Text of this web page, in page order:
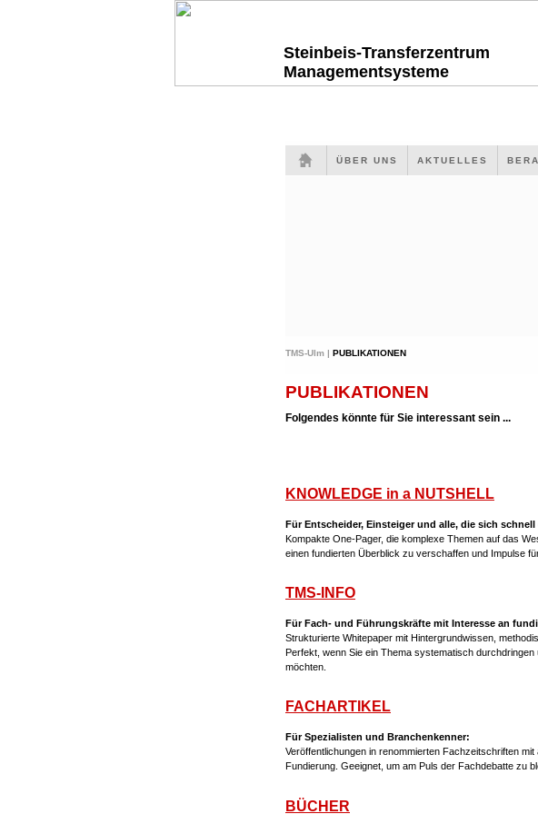
Steinbeis-Transferzentrum
Managementsysteme
ÜBER UNS AKTUELLES
TMS-Ulm | PUBLIKATIONEN
PUBLIKATIONEN
Folgendes könnte für Sie interessant sein ...
KNOWLEDGE in a NUTSHELL
Für Entscheider, Einsteiger und alle, die sich
Kompakte One-Pager, die komplexe Themen auf das
einen fundierten Überblick zu verschaffen und Impulse
TMS-INFO
Für Fach- und Führungskräfte mit Interesse an
Strukturierte Whitepaper mit Hintergrundwissen,
Perfekt, wenn Sie ein Thema systematisch
möchten.
FACHARTIKEL
Für Spezialisten und Branchenkenner:
Veröffentlichungen in renommierten Fachzeitschriften
Fundierung. Geeignet, um am Puls der Fachdebatte zu
BÜCHER